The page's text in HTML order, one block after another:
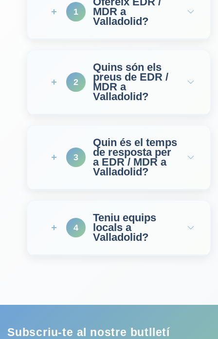
1
MDR a
Valladolid?
2
Quins són els
preus de EDR /
MDR a
Valladolid?
3
Quin és el temps
de resposta per
a EDR / MDR a
Valladolid?
4
Teniu equips
locals a
Valladolid?
Subscriu-te al nostre butlletí